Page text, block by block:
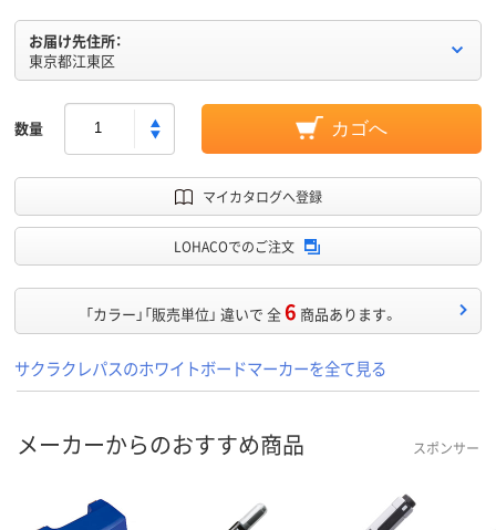
お届け先住所：
東京都江東区
数量 カゴへ
マイカタログへ登録
LOHACOでのご注文
「カラー」「販売単位」 違いで 全6 商品あります。
サクラクレパスのホワイトボードマーカーを全て見る
メーカーからのおすすめ商品 スポンサー